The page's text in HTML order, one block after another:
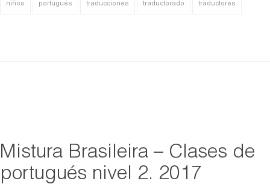
niños portugués traducciones traductorado traductores
Mistura Brasileira – Clases de
portugués nivel 2. 2017